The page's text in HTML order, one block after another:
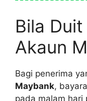
Bila
Akaun
Bagi penerima
Maybank,
pada malam hari